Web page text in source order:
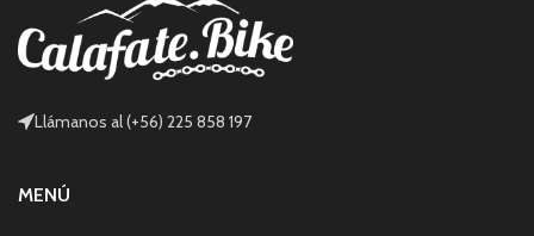
Llámanos al (+56) 225 858 197
MENÚ